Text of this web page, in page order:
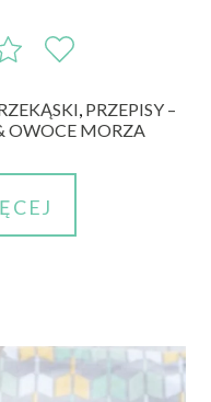
, PRZEPISY –
OWOCE MORZA